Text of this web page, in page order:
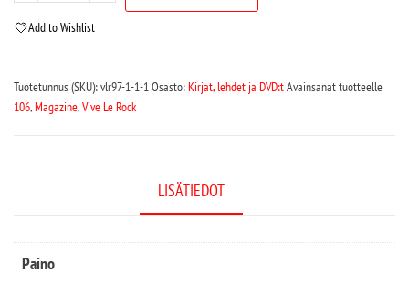
Add to Wishlist
Tuotetunnus (SKU):vlr97-1-1-1Osasto:Kirjat, lehdet ja DVD:tAvainsanat tuotteelle
106,Magazine,Vive Le Rock
LISÄTIEDOT
Paino